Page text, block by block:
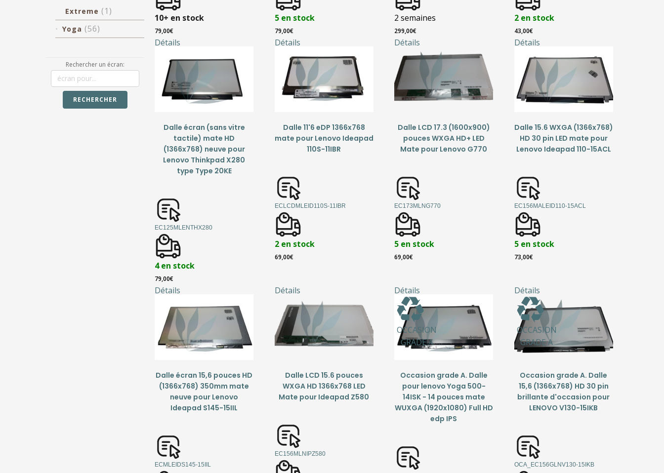
Extreme (1)
Yoga (56)
Rechercher un écran:
RECHERCHER
Détails
10+ en stock
79,00€
Détails
5 en stock
79,00€
Détails
2 semaines
299,00€
Détails
2 en stock
43,00€
Détails
Dalle écran (sans vitre
tactile) mate HD
(1366x768) neuve pour
Lenovo Thinkpad X280
type Type 20KE
EC125MLENTHX280
4 en stock
79,00€
Détails
Dalle 11'6 eDP 1366x768
mate pour Lenovo Ideapad
110S-11IBR
ECLCDMLEID110S-11IBR
2 en stock
69,00€
Détails
Dalle LCD 17.3 (1600x900)
pouces WXGA HD+ LED
Mate pour Lenovo G770
EC173MLNG770
5 en stock
69,00€
Détails
Dalle 15.6 WXGA (1366x768)
HD 30 pin LED mate pour
Lenovo Ideapad 110-15ACL
EC156MALEID110-15ACL
5 en stock
73,00€
Dalle écran 15,6 pouces HD
(1366x768) 350mm mate
neuve pour Lenovo
Ideapad S145-15IIL
ECMLEIDS145-15IIL
Dalle LCD 15.6 pouces
WXGA HD 1366x768 LED
Mate pour Ideapad Z580
EC156MLNIPZ580
OCCASION
GRADE A
Occasion grade A. Dalle
pour lenovo Yoga 500-
14ISK - 14 pouces mate
WUXGA (1920x1080) Full HD
edp IPS
OCCASION
GRADE A
Occasion grade A. Dalle
15,6 (1366x768) HD 30 pin
brillante d'occasion pour
LENOVO V130-15IKB
OCA_EC156GLNV130-15IKB